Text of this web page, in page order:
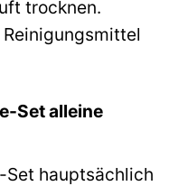
trocknen.
Set alleine
Set hauptsächlich